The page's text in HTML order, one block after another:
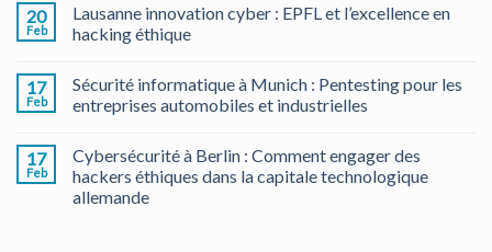
20
Feb
Lausanne innovation cyber : EPFL et l’excellence en
hacking éthique
17
Feb
Sécurité informatique à Munich : Pentesting pour les
entreprises automobiles et industrielles
17
Feb
Cybersécurité à Berlin : Comment engager des
hackers éthiques dans la capitale technologique
allemande